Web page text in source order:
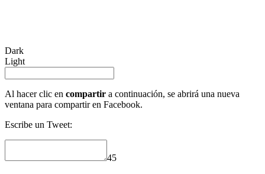
Dark
Light
Al hacer clic en compartir a continuación, se abrirá una nueva
ventana para compartir en Facebook.
Escribe un Tweet:
45